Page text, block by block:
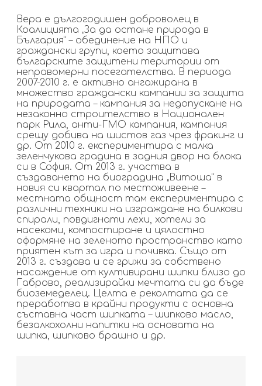
Вера е дългогодишен доброволец в
Коалицията „За да остане природа в
България“ – обединение на НПО и
граждански групи, което защитава
българските защитени територии от
неправомерни посегателства. В периода
2007-2010 г. е активно ангажирана в
множество граждански кампании за защита
на природата – кампания за недопускане на
незаконно строителство в Национален
парк Рила, анти-ГМО кампания, кампания
срещу добива на шистов газ чрез фракинг и
др. От 2010 г. експериментира с малка
зеленчукова градина в задния двор на блока
си в София. От 2013 г. участва в
създаването на биоградина „Витоша“ в
новия си квартал по местоживеене –
местната общност там експериментира с
различни техники на изграждане на билкови
спирали, повдигнати лехи, хотели за
насекоми, компостиране и цялостно
оформяне на зеленото пространство като
приятен кът за игра и почивка. Също от
2013 г. създава и се грижи за собствено
насаждение от култивирани шипки близо до
Габрово, реализирайки мечтата си да бъде
биоземеделец. Целта е реколтата да се
преработва в крайни продукти с основна
съставна част шипката – шипково масло,
безалкохолни напитки на основата на
шипка, шипково брашно и др.